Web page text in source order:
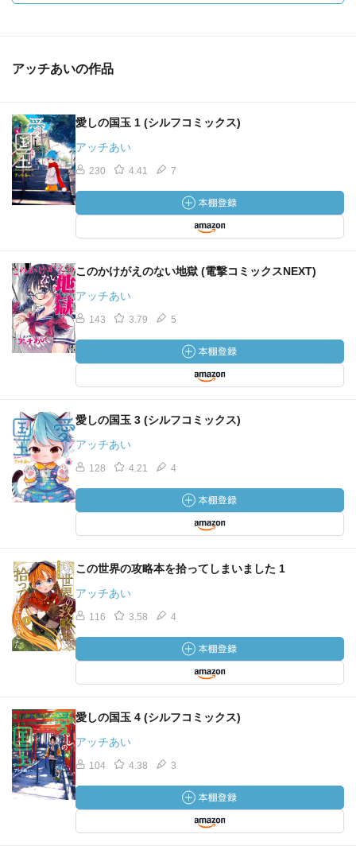
アッチあいの作品
愛しの国玉 1 (シルフコミックス)
アッチあい
230 4.41 7
このかけがえのない地獄 (電撃コミックスNEXT)
アッチあい
143 3.79 5
愛しの国玉 3 (シルフコミックス)
アッチあい
128 4.21 4
この世界の攻略本を拾ってしまいました 1
アッチあい
116 3.58 4
愛しの国玉 4 (シルフコミックス)
アッチあい
104 4.38 3